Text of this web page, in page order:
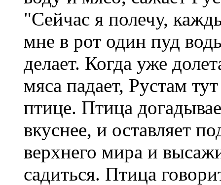
"Сейчас я полечу,
мне в рот один пуд
делает. Когда уже
мяса падает, Рустам
птице. Птица
вкуснее, и оставляет
верхнего мира и
садиться. Птица